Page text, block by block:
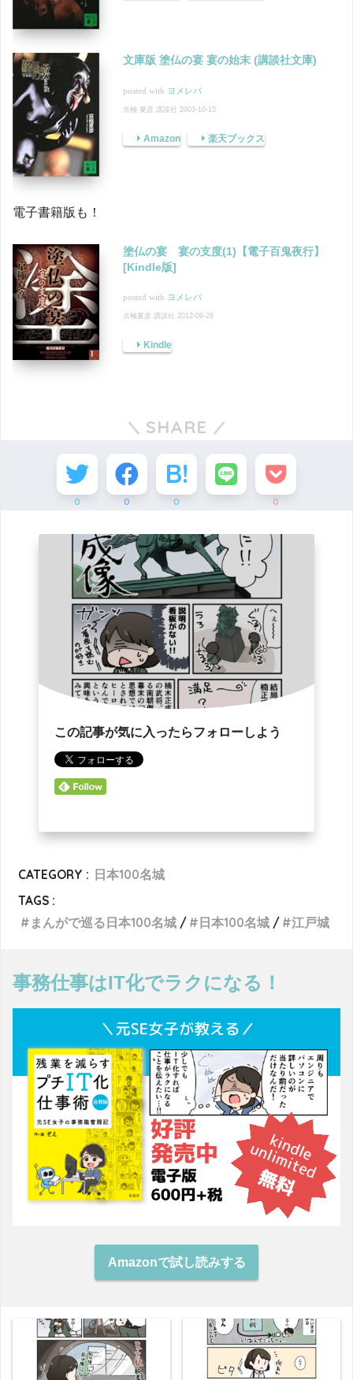
文庫版 塗仏の宴 宴の始末 (講談社文庫)
posted with ヨメレバ
京極 夏彦 講談社 2003-10-15
Amazon 楽天ブックス
電子書籍版も！
塗仏の宴 宴の支度(1)【電子百鬼夜行】
[Kindle版]
posted with ヨメレバ
京極夏彦 講談社 2012-09-28
Kindle
SHARE
0 0 0 0
この記事が気に入ったらフォローしよう
CATEGORY : 日本100名城
TAGS :
まんがで巡る日本100名城
日本100名城 江戸城
事務仕事はIT化でラクになる！
Amazonで試し読みする